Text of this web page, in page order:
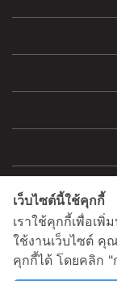
เว็บไซต์นี้ใช้คุกกี้
เราใช้คุกกี้เพื่อเ
ใช้งานเว็บไซต์ คุ
คุกกี้ได้ โดยคลิก